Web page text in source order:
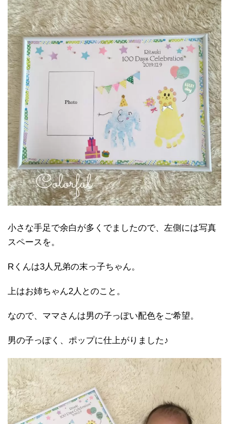
小さな手足で余白が多くでましたので、左側には写真
スペースを。
Rくんは3人兄弟の末っ子ちゃん。
上はお姉ちゃん2人とのこと。
なので、ママさんは男の子っぽい配色をご希望。
男の子っぽく、ポップに仕上がりました♪